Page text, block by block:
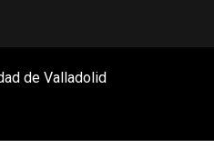
de Valladolid